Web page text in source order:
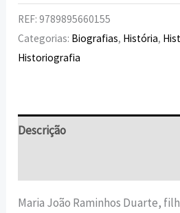
REF:9789895660155
Categorias: Biografias, História,
Historiografia
Descrição
Maria João Raminhos Duarte,